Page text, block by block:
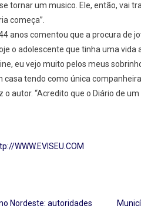
tornar um musico. Ele, então, vai
começa”.
anos comentou que a procura de
o adolescente que tinha uma
eu vejo muito pelos meus
casa tendo como única
o autor. “Acredito que o Diário de
WWW.EVISEU.COM
Nordeste: autoridades